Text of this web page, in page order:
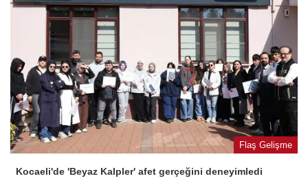
Flaş Gelişme
Kocaeli'de 'Beyaz Kalpler' afet gerçeğini deneyimledi